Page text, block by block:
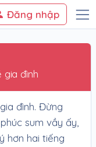
Đăng nhập
gia đình
đình. Đừng
sum vầy ấy,
hơn hai tiếng